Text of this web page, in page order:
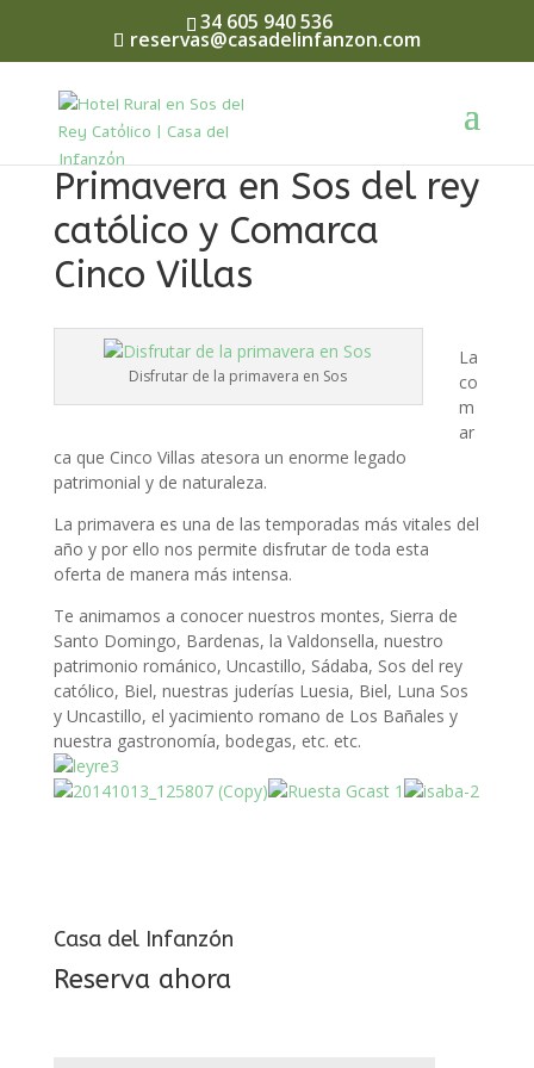
34 605 940 536
reservas@casadelinfanzon.com
Primavera en Sos del rey
católico y Comarca
Cinco Villas
Disfrutar de la primavera en Sos
La
co
m
ar
ca que Cinco Villas atesora un enorme legado
patrimonial y de naturaleza.
La primavera es una de las temporadas más vitales del
año y por ello nos permite disfrutar de toda esta
oferta de manera más intensa.
Te animamos a conocer nuestros montes, Sierra de
Santo Domingo, Bardenas, la Valdonsella, nuestro
patrimonio románico, Uncastillo, Sádaba, Sos del rey
católico, Biel, nuestras juderías Luesia, Biel, Luna Sos
y Uncastillo, el yacimiento romano de Los Bañales y
nuestra gastronomía, bodegas, etc. etc.
Casa del Infanzón
Reserva ahora